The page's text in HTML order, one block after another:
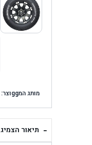
מותג המggוצר:
- תיאור הצמיג